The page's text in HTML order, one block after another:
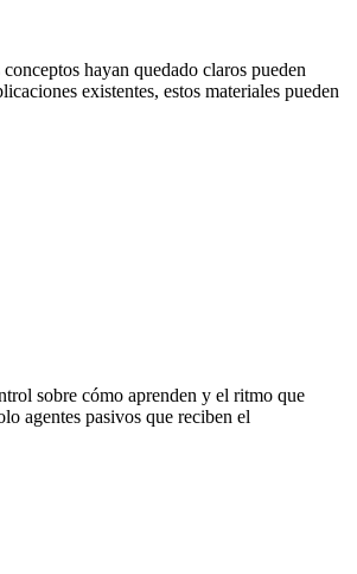
hayan quedado claros pueden
existentes, estos materiales pueden
sobre cómo aprenden y el ritmo que
agentes pasivos que reciben el